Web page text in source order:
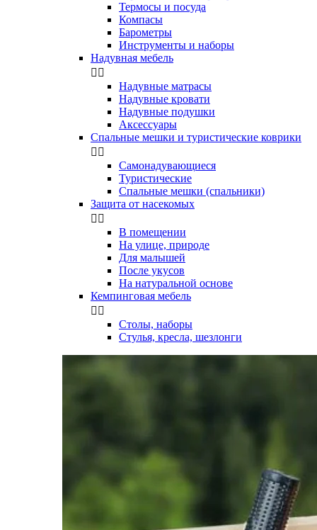
Термосы и посуда
Компасы
Бapoмeтpы
Инструменты и наборы
Надувная мебель
 
Надувные матрасы
Надувные кровати
Надувные подушки
Аксессуары
Спальные мешки и туристические коврики
 
Самонадувающиеся
Туристические
Спальные мешки (спальники)
Защита от насекомых
 
В помещении
На улице, природе
Для малышей
После укусов
На натуральной основе
Кемпинговая мебель
 
Столы, наборы
Стулья, кресла, шезлонги